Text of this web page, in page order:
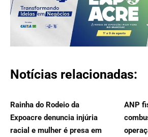
Notícias relacionadas:
Rainha do Rodeio da
Expoacre denuncia injúria
racial e mulher é presa em
ANP